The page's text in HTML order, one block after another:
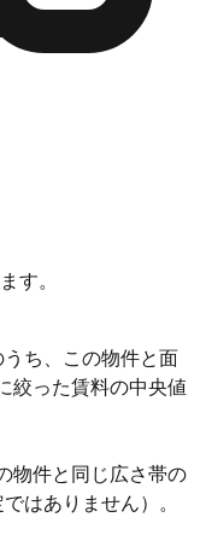
す。
ち、この物件と面
絞った賃料の中央値
物件と同じ広さ帯の
はありません）。